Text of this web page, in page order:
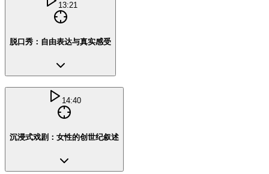
13:21
脱口秀：自由表达与真实感受
14:40
沉浸式戏剧：女性的创世纪叙述